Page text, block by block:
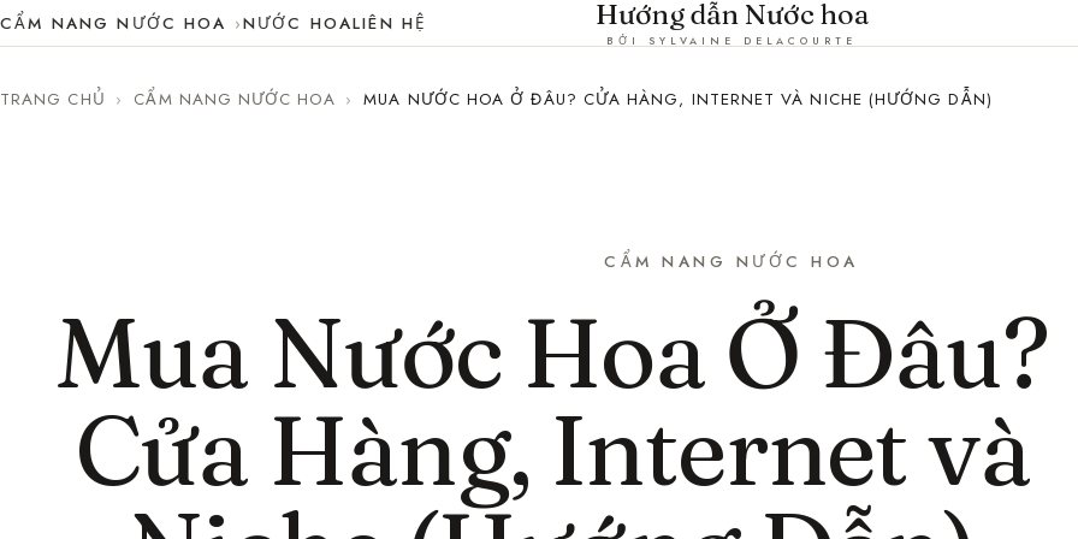
CẨM NANG NƯỚC HOA NƯỚC HOALIÊN HỆ Hướng dẫn Nước hoa
BỞI SYLVAINE DELACOURTE
TRANG CHỦ › CẨM NANG NƯỚC HOA › MUA NƯỚC HOA Ở ĐÂU? CỬA HÀNG, INTERNET VÀ NICHE (HƯỚNG DẪN)
CẨM NANG NƯỚC HOA
Mua Nước Hoa Ở Đâu?
Cửa Hàng, Internet và